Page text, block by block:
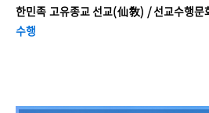
한민족 고유종교 선교(仙敎) / 선교수행
수행